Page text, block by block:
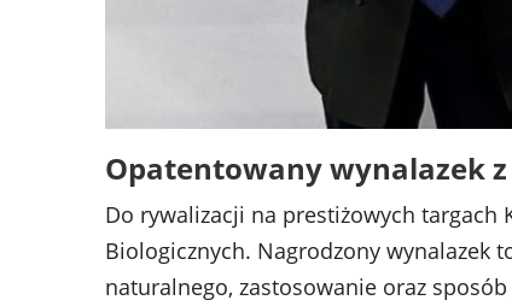
Opatentowany wynalazek
Do rywalizacji na prestiżowych targach
Biologicznych. Nagrodzony wynalazek
naturalnego, zastosowanie oraz